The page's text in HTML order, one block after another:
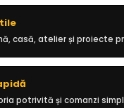
casă, atelier și proiecte
potrivită și comanzi